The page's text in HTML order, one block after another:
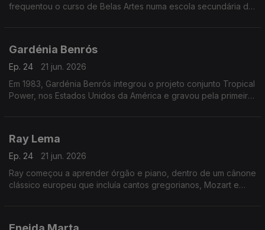
frequentou o curso de Belas Artes numa escola secundária de
Gardénia Benrós
Ep. 24
21 jun. 2026
Em 1983, Gardénia Benrós integrou o projeto conjunto Tropical
Power, nos Estados Unidos da América e gravou pela primeira
Ray Lema
Ep. 24
21 jun. 2026
Ray começou a aprender órgão e piano, dentro de um cânone
clássico europeu que incluía cantos gregorianos, Mozart e